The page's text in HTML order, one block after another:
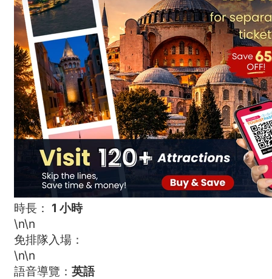
時長： 1 小時
\n\n
免排隊入場：
\n\n
語音導覽： 英語